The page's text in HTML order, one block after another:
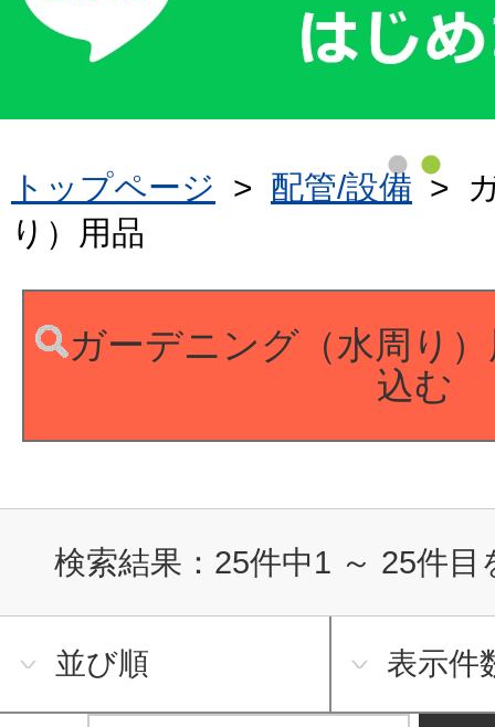
トップページ > 配管/設備 >
り）用品
ガーデニング（水周り
込む
検索結果： 25件中1 ～ 25件目
並び順 表示件